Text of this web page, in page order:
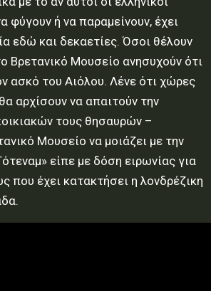
φύγουν ή να παραμείνουν, έχει
εδώ και δεκαετίες. Όσοι θέλουν
Βρετανικό Μουσείο ανησυχούν ότι
ασκό του Αιόλου. Λένε ότι χώρες
αρχίσουν να απαιτούν την
τους θησαυρών –
Μουσείο να μοιάζει με την
είπε με δόση ειρωνίας για
που έχει κατακτήσει η λονδρέζικη